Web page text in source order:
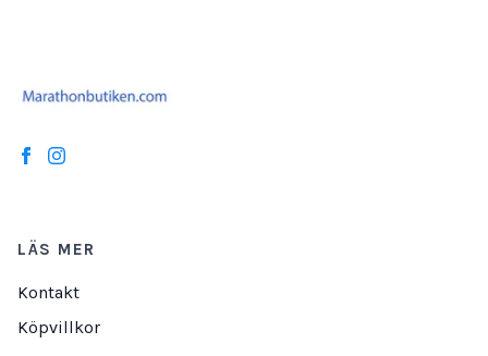
LÄS MER
Kontakt
Köpvillkor